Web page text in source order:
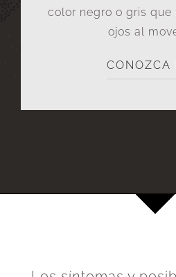
color negro o gris que
ojos al
CONOZCA